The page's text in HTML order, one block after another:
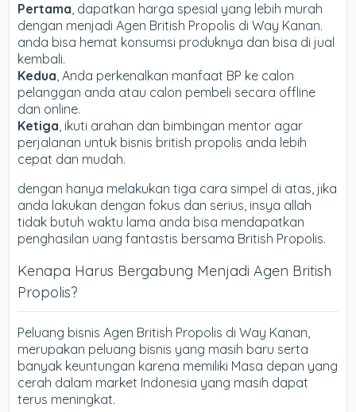
Pertama, dapatkan harga spesial yang lebih murah
dengan menjadi Agen British Propolis di Way Kanan.
anda bisa hemat konsumsi produknya dan bisa di jual
kembali.
Kedua, Anda perkenalkan manfaat BP ke calon
pelanggan anda atau calon pembeli secara offline
dan online.
Ketiga, ikuti arahan dan bimbingan mentor agar
perjalanan untuk bisnis british propolis anda lebih
cepat dan mudah.
dengan hanya melakukan tiga cara simpel di atas, jika
anda lakukan dengan fokus dan serius, insya allah
tidak butuh waktu lama anda bisa mendapatkan
penghasilan uang fantastis bersama British Propolis.
Kenapa Harus Bergabung Menjadi Agen British
Propolis?
Peluang bisnis Agen British Propolis di Way Kanan,
merupakan peluang bisnis yang masih baru serta
banyak keuntungan karena memiliki Masa depan yang
cerah dalam market Indonesia yang masih dapat
terus meningkat.